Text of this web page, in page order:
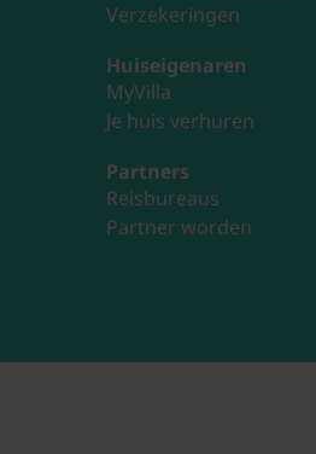
Verzekeringen
Huiseigenaren
MyVilla
Je huis verhuren
Partners
Reisbureaus
Partner worden